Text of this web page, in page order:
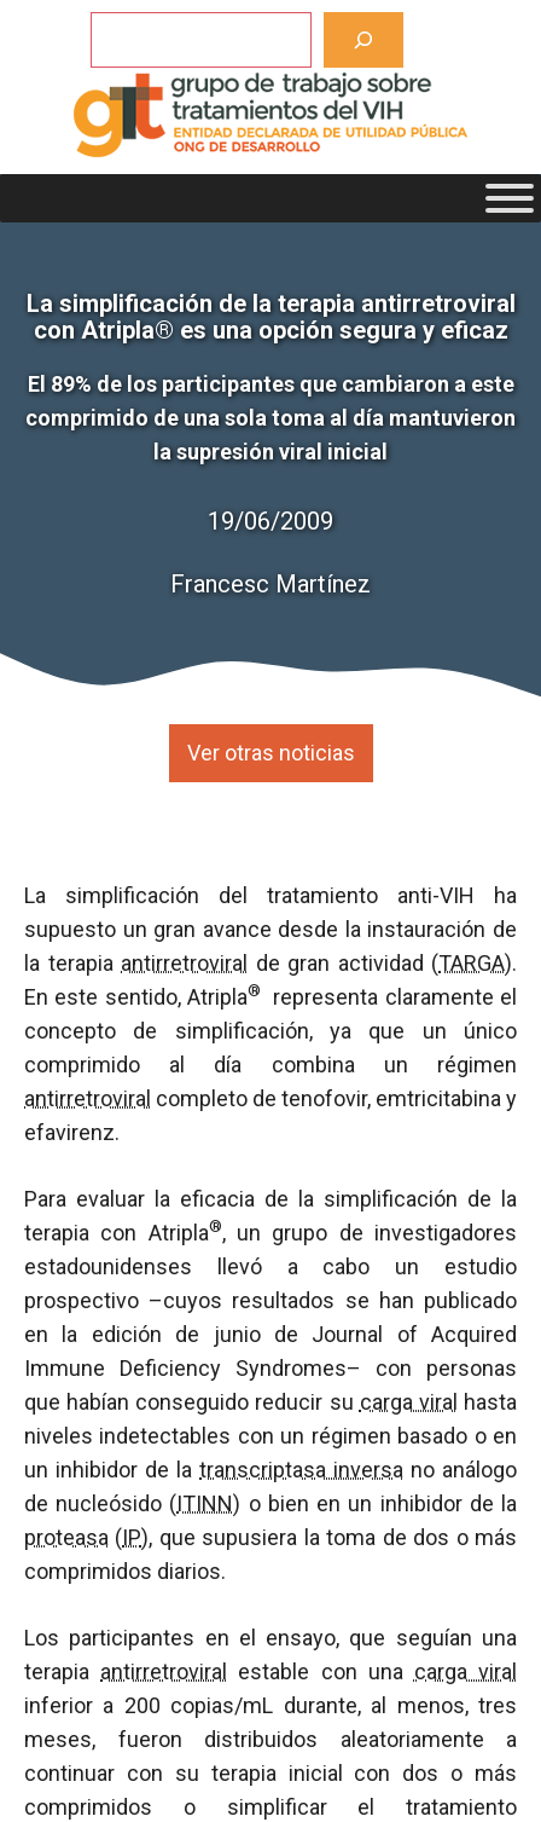
La simplificación de la terapia antirretroviral
con Atripla® es una opción segura y eficaz
El 89% de los participantes que cambiaron a este
comprimido de una sola toma al día mantuvieron
la supresión viral inicial
19/06/2009
Francesc Martínez
Ver otras noticias
La simplificación del tratamiento anti-VIH ha
supuesto un gran avance desde la instauración de
la terapia antirretroviral de gran actividad (TARGA).
En este sentido, Atripla®
representa claramente el
concepto de simplificación, ya que un único
comprimido al día combina un régimen
antirretroviral completo de tenofovir, emtricitabina y
efavirenz.
Para evaluar la eficacia de la simplificación de la
terapia con Atripla®, un grupo de investigadores
estadounidenses llevó a cabo un estudio
prospectivo –cuyos resultados se han publicado
en la edición de junio de Journal of Acquired
Immune Deficiency Syndromes– con personas
que habían conseguido reducir su carga viral hasta
niveles indetectables con un régimen basado o en
un inhibidor de la transcriptasa inversa no análogo
de nucleósido (ITINN) o bien en un inhibidor de la
proteasa (IP), que supusiera la toma de dos o más
comprimidos diarios.
Los participantes en el ensayo, que seguían una
terapia antirretroviral estable con una carga viral
inferior a 200 copias/mL durante, al menos, tres
meses, fueron distribuidos aleatoriamente a
continuar con su terapia inicial con dos o más
comprimidos o simplificar el tratamiento